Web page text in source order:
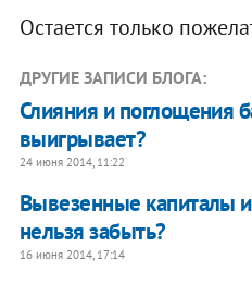
Остается только
ДРУГИЕ ЗАПИСИ БЛОГА:
Слияния и поглощения
выигрывает?
24 июня 2014, 11:22
Вывезенные капиталы
нельзя забыть?
16 июня 2014, 17:14